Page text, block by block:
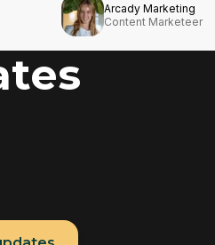
Arcady Marketing
Content Marketeer